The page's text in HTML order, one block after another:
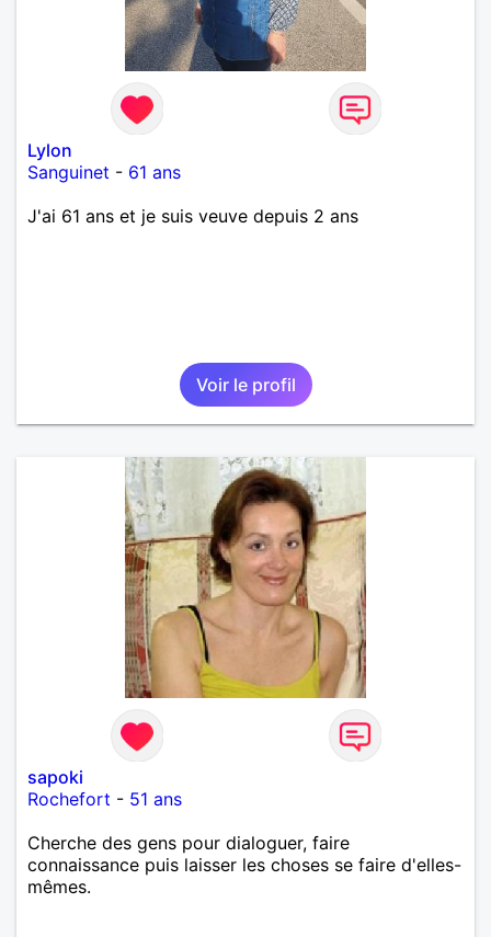
Lylon
Sanguinet - 61 ans
J'ai 61 ans et je suis veuve depuis 2 ans
Voir le profil
sapoki
Rochefort - 51 ans
Cherche des gens pour dialoguer, faire
connaissance puis laisser les choses se faire d'elles-
mêmes.